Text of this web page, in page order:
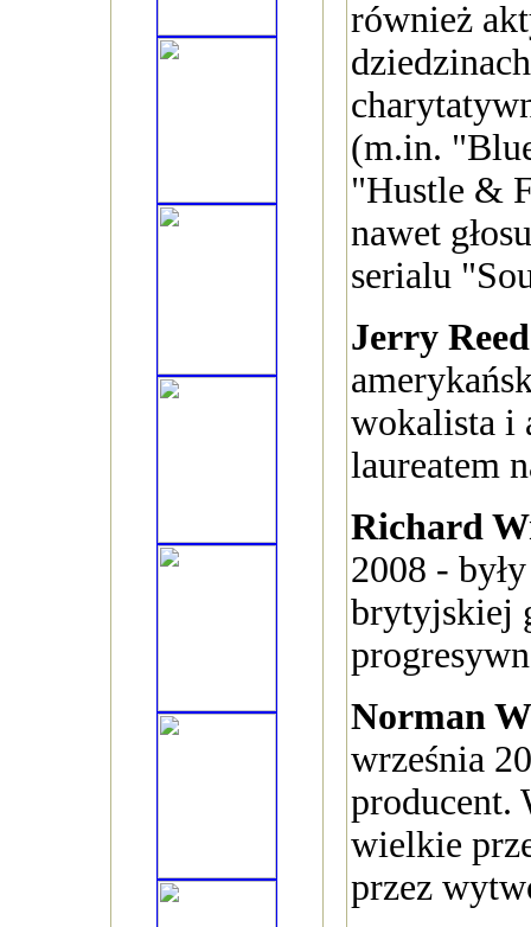
również
(m.in.
"Hustle &
nawet
serialu
Jerry
wokalista i
laureatem
Richard
2008 -
brytyjskiej
Norman
września
producent.
wielkie
przez